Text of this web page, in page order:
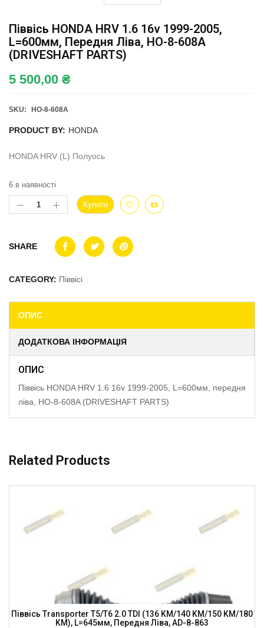
Піввісь HONDA HRV 1.6 16v 1999-2005,
L=600мм, Передня Ліва, HO-8-608A
(DRIVESHAFT PARTS)
5 500,00 ₴
SKU: HO-8-608A
PRODUCT BY: HONDA
HONDA HRV (L) Полуось
6 в наявності
Купити
SHARE
CATEGORY: Піввісі
ОПИС
ДОДАТКОВА ІНФОРМАЦІЯ
ОПИС
Піввісь HONDA HRV 1.6 16v 1999-2005, L=600мм, передня
ліва, HO-8-608A (DRIVESHAFT PARTS)
Related Products
Піввісь Transporter T5/T6 2.0 TDI (136 KM/140 KM/150 KM/180
KM), L=645мм, Передня Ліва, AD-8-863